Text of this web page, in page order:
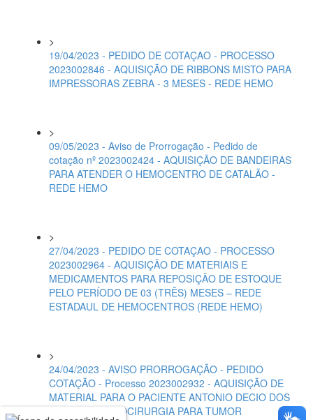
>
19/04/2023 - PEDIDO DE COTAÇAO - PROCESSO
2023002846 - AQUISIÇÃO DE RIBBONS MISTO PARA
IMPRESSORAS ZEBRA - 3 MESES - REDE HEMO
>
09/05/2023 - Aviso de Prorrogação - Pedido de
cotação nº 2023002424 - AQUISIÇÃO DE BANDEIRAS
PARA ATENDER O HEMOCENTRO DE CATALÃO -
REDE HEMO
>
27/04/2023 - PEDIDO DE COTAÇAO - PROCESSO
2023002964 - AQUISIÇÃO DE MATERIAIS E
MEDICAMENTOS PARA REPOSIÇÃO DE ESTOQUE
PELO PERÍODO DE 03 (TRÊS) MESES – REDE
ESTADAUL DE HEMOCENTROS (REDE HEMO)
>
24/04/2023 - AVISO PRORROGAÇÃO - PEDIDO
COTAÇÃO - Processo 2023002932 - AQUISIÇÃO DE
MATERIAL PARA O PACIENTE ANTONIO DECIO DOS
SANTOS -MICROCIRURGIA PARA TUMOR